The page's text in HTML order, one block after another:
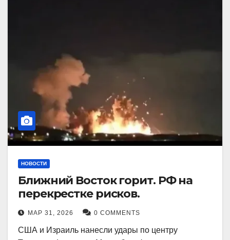
НОВОСТИ
Ближний Восток горит. РФ на
перекрестке рисков.
МАР 31, 2026 0 COMMENTS
США и Израиль нанесли удары по центру